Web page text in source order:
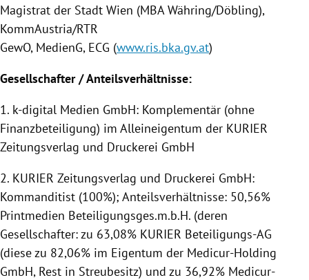
Magistrat der Stadt Wien (MBA Währing/Döbling),
KommAustria/RTR
GewO, MedienG, ECG (www.ris.bka.gv.at)
Gesellschafter / Anteilsverhältnisse:
1. k-digital Medien GmbH: Komplementär (ohne
Finanzbeteiligung) im Alleineigentum der KURIER
Zeitungsverlag und Druckerei GmbH
2. KURIER Zeitungsverlag und Druckerei GmbH:
Kommanditist (100%); Anteilsverhältnisse: 50,56%
Printmedien Beteiligungsges.m.b.H. (deren
Gesellschafter: zu 63,08% KURIER Beteiligungs-AG
(diese zu 82,06% im Eigentum der Medicur-Holding
GmbH, Rest in Streubesitz) und zu 36,92% Medicur-